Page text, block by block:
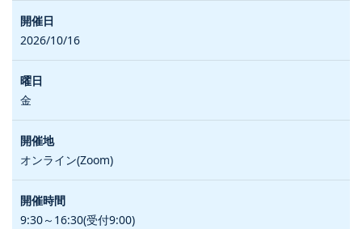
2026/10/16
金
オンライン(Zoom)
9:30～16:30(受付9:00)